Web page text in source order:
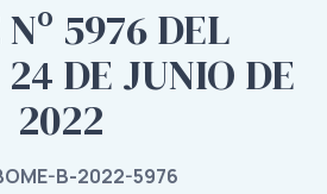
5976 DEL
DE JUNIO DE
2022
B-2022-5976